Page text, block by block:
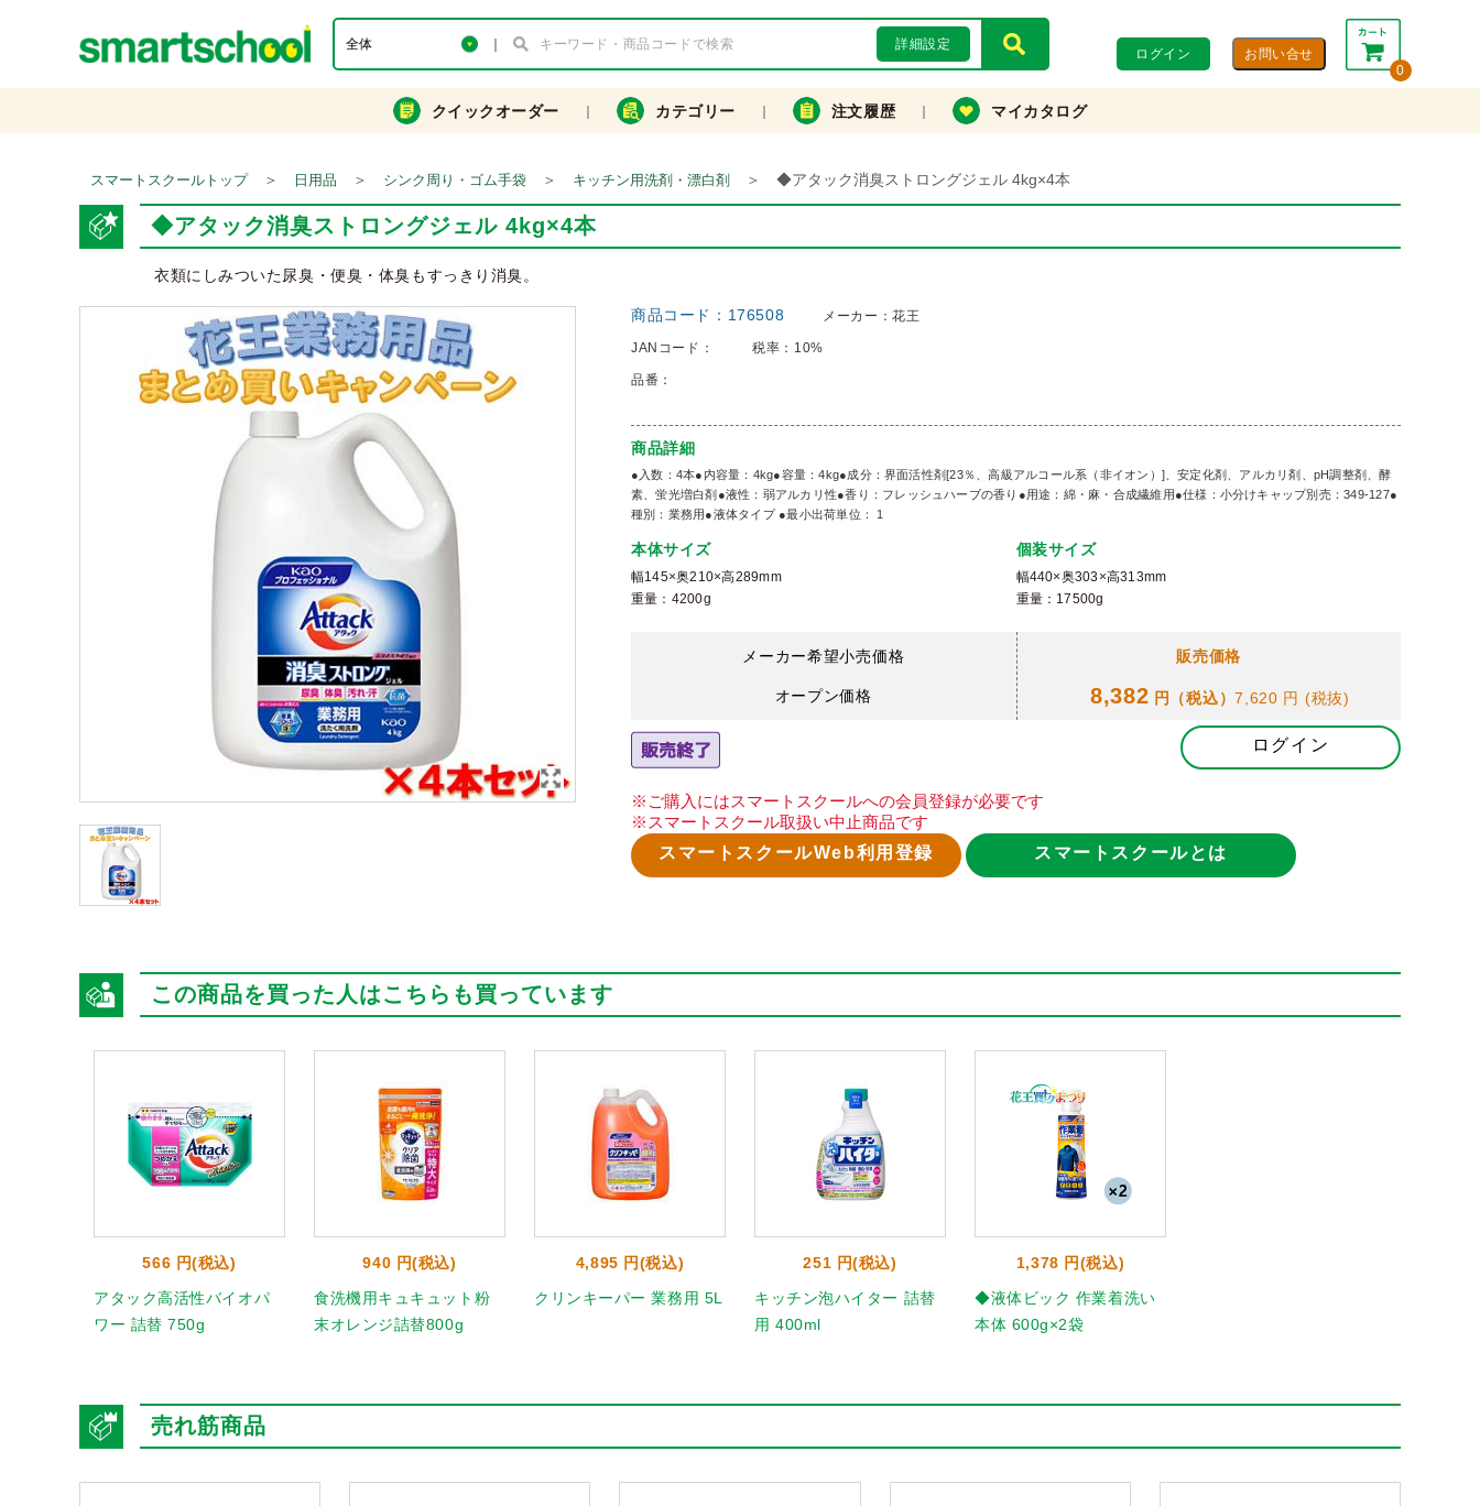
詳細設定
ログイン
0
合計： 0円
カートを見る・注文する
クイックオーダー カテゴリー 注文履歴 マイカタログ
スマートスクールトップ ＞ 日用品 ＞ シンク周り・ゴム手袋 ＞ キッチン用洗剤・漂白剤 ＞ ◆アタック消臭ストロングジェル 4kg×4本
◆アタック消臭ストロングジェル 4kg×4本
衣類にしみついた尿臭・便臭・体臭もすっきり消臭。
商品コード： 176508 メーカー：花王
JANコード： 税率： 10%
品番：
商品詳細
●入数：4本●内容量：4kg●容量：4kg●成分：界面活性剤[23％、高級アルコール系（非イオン）]、安定化剤、アルカリ剤、pH調整剤、酵
素、蛍光増白剤●液性：弱アルカリ性●香り：フレッシュハーブの香り●用途：綿・麻・合成繊維用●仕様：小分けキャップ別売：349-127●
種別：業務用●液体タイプ ●最小出荷単位： 1
本体サイズ
幅145×奥210×高289mm
重量：4200g
個装サイズ
幅440×奥303×高313mm
重量：17500g
メーカー希望小売価格
オープン価格
販売価格
8,382 円（税込）7,620 円 (税抜)
ログイン
※ご購入にはスマートスクールへの会員登録が必要です
※スマートスクール取扱い中止商品です
スマートスクールWeb利用登録
スマートスクールとは
この商品を買った人はこちらも買っています
566 円(税込)
アタック高活性バイオパ
ワー 詰替 750g
940 円(税込)
食洗機用キュキュット粉
末オレンジ詰替800g
4,895 円(税込)
クリンキーパー 業務用 5L
251 円(税込)
キッチン泡ハイター 詰替
用 400ml
1,378 円(税込)
◆液体ビック 作業着洗い
本体 600g×2袋
売れ筋商品